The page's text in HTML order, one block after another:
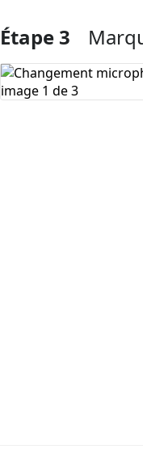
Ajouter un
Étape 3